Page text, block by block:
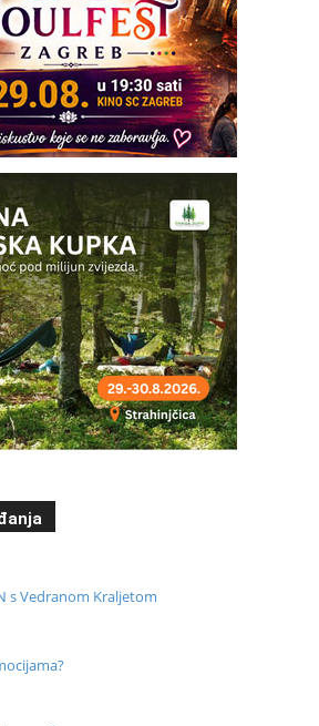
s Vedranom Kraljetom